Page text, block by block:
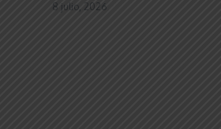
8 julio, 2026